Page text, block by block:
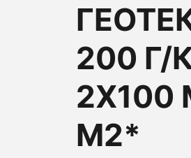
200 Г/
2Х100
М2*